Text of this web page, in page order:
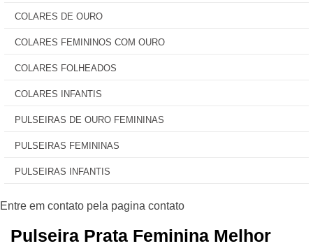
COLARES DE OURO
COLARES FEMININOS COM OURO
COLARES FOLHEADOS
COLARES INFANTIS
PULSEIRAS DE OURO FEMININAS
PULSEIRAS FEMININAS
PULSEIRAS INFANTIS
Pulseira Prata Feminina Melhor